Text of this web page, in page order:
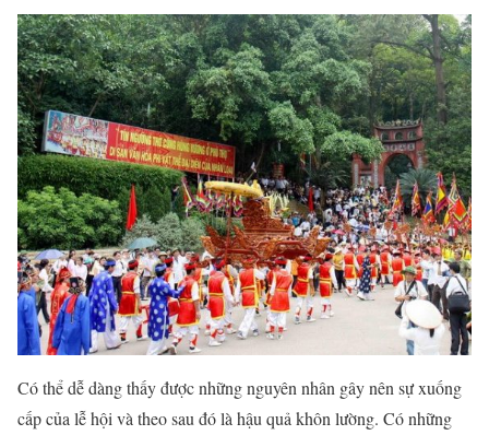
Có thể dễ dàng thấy được những nguyên nhân gây nên sự xuống
cấp của lễ hội và theo sau đó là hậu quả khôn lường. Có những